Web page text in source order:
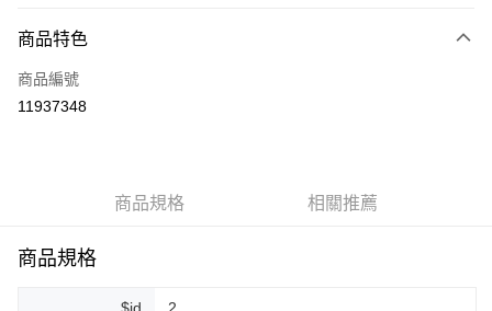
信用卡一次付款
超商取貨付款
悠遊付
商品特色
商品編號
11937348
商品規格 相關推薦
商品規格